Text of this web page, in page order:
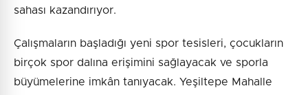
sahası kazandırıyor.
Çalışmaların başladığı yeni spor tesisleri, çocukların
birçok spor dalına erişimini sağlayacak ve sporla
büyümelerine imkân tanıyacak. Yeşiltepe Mahalle